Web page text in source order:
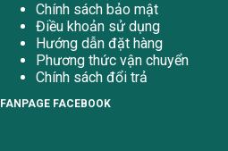
Chính sách bảo mật
Điều khoản sử dụng
Hướng dẫn đặt hàng
Phương thức vận chuyển
Chính sách đổi trả
FANPAGE FACEBOOK